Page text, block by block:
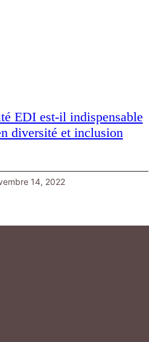
EDI est-il indispensable
diversité et inclusion
14, 2022